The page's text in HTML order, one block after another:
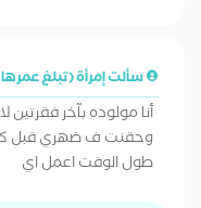
سألت إمرأة (تبلغ عمرها 34 سنة)
وحقنت ف ضهري قبل
طول الوقت اعمل اي